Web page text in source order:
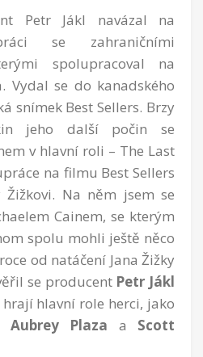
Petr Jákl navázal na
se zahraničními
spolupracoval na
Vydal se do kanadského
snímek Best Sellers. Brzy
jeho další počin se
v hlavní roli – The Last
na filmu Best Sellers
Na něm jsem se
Cainem, se kterým
spolu mohli ještě něco
od natáčení Jana Žižky
se producent Petr Jákl
hlavní role herci, jako
Aubrey Plaza a Scott